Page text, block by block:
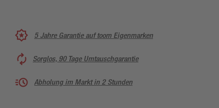
5 Jahre Garantie auf toom Eigenmarken
Sorglos, 90 Tage Umtauschgarantie
Abholung im Markt in 2 Stunden